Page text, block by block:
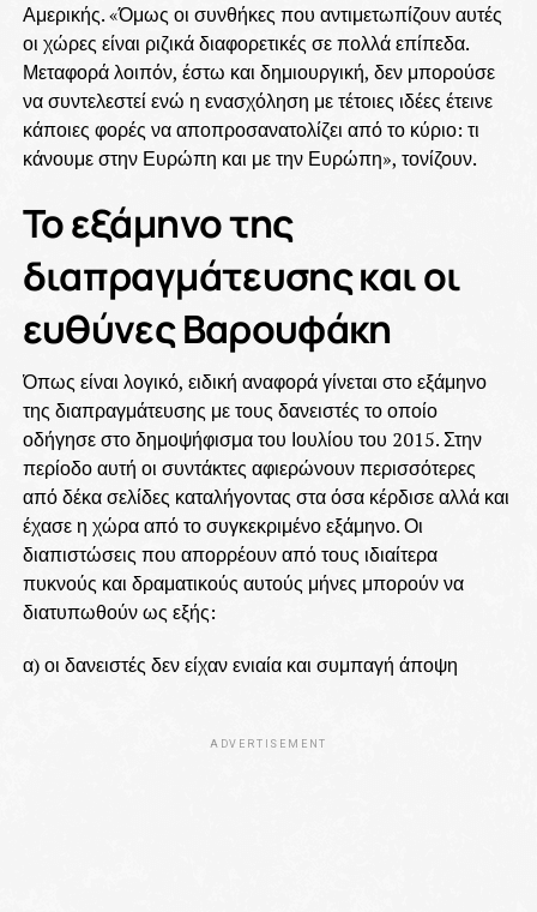
Αμερικής. «Όμως οι συνθήκες που αντιμετωπίζουν αυτές
οι χώρες είναι ριζικά διαφορετικές σε πολλά επίπεδα.
Μεταφορά λοιπόν, έστω και δημιουργική, δεν μπορούσε
να συντελεστεί ενώ η ενασχόληση με τέτοιες ιδέες έτεινε
κάποιες φορές να αποπροσανατολίζει από το κύριο: τι
κάνουμε στην Ευρώπη και με την Ευρώπη», τονίζουν.
Το εξάμηνο της
διαπραγμάτευσης και οι
ευθύνες Βαρουφάκη
Όπως είναι λογικό, ειδική αναφορά γίνεται στο εξάμηνο
της διαπραγμάτευσης με τους δανειστές το οποίο
οδήγησε στο δημοψήφισμα του Ιουλίου του 2015. Στην
περίοδο αυτή οι συντάκτες αφιερώνουν περισσότερες
από δέκα σελίδες καταλήγοντας στα όσα κέρδισε αλλά και
έχασε η χώρα από το συγκεκριμένο εξάμηνο. Οι
διαπιστώσεις που απορρέουν από τους ιδιαίτερα
πυκνούς και δραματικούς αυτούς μήνες μπορούν να
διατυπωθούν ως εξής:
α) οι δανειστές δεν είχαν ενιαία και συμπαγή άποψη
ADVERTISEMENT